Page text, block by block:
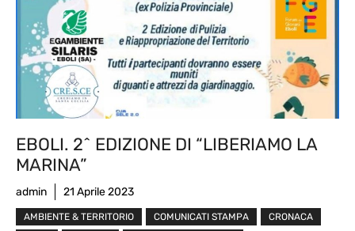
EBOLI. 2^ EDIZIONE DI “LIBERIAMO LA
MARINA”
admin 21 Aprile 2023
AMBIENTE & TERRITORIO COMUNICATI STAMPA
CRONACA